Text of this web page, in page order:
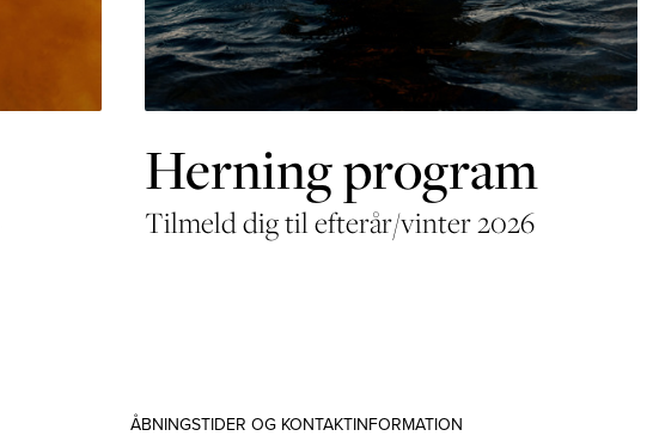
Herning program
Tilmeld dig til efterår/vinter 2026
ÅBNINGSTIDER OG KONTAKTINFORMATION